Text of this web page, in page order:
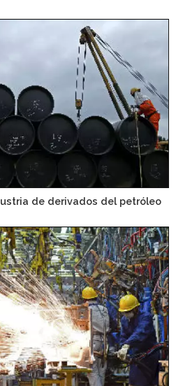
de derivados del petróleo